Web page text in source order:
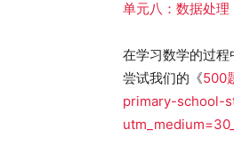
单元八：数据处理
在学习数学的过
尝试我们的《500
primary-school-